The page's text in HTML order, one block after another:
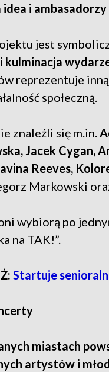
i ambasadorzy
jest
kulminacja
reprezentuje
społeczną.
znaleźli się m.in.
Jacek Cygan,
Reeves,
Markowski
wybiorą po
na TAK!”.
Startuje
miastach
artystów i